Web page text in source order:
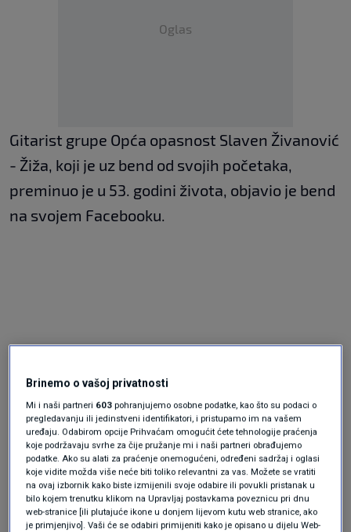
Oglas
Gitarist grupe Opća opasnost Slaven Živanović
- Žiža, koji je uz bend od svojih početaka,
preminuo je u 53. godini života, objavio je bend
na svojem Facebooku.
Brinemo o vašoj privatnosti
Mi i naši partneri 603 pohranjujemo osobne podatke, kao što su podaci o
pregledavanju ili jedinstveni identifikatori, i pristupamo im na vašem
uređaju. Odabirom opcije Prihvaćam omogućit ćete tehnologije praćenja
koje podržavaju svrhe za čije pružanje mi i naši partneri obrađujemo
podatke. Ako su alati za praćenje onemogućeni, određeni sadržaj i oglasi
koje vidite možda više neće biti toliko relevantni za vas. Možete se vratiti
na ovaj izbornik kako biste izmijenili svoje odabire ili povukli pristanak u
bilo kojem trenutku klikom na Upravljaj postavkama poveznicu pri dnu
web-stranice [ili plutajuće ikone u donjem lijevom kutu web stranice, ako
je primjenjivo]. Vaši će se odabiri primijeniti kako je opisano u dijelu Web-